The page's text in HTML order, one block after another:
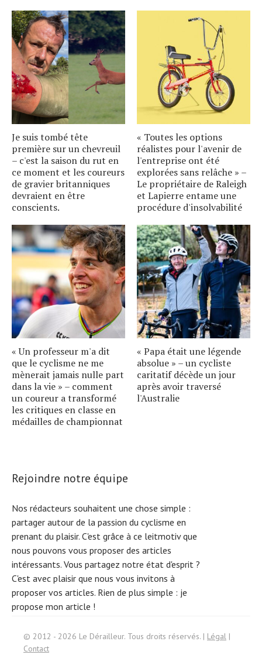
Je suis tombé tête
première sur un chevreuil
– c'est la saison du rut en
ce moment et les coureurs
de gravier britanniques
devraient en être
conscients.
« Toutes les options
réalistes pour l'avenir de
l'entreprise ont été
explorées sans relâche » –
Le propriétaire de Raleigh
et Lapierre entame une
procédure d'insolvabilité
« Un professeur m'a dit
que le cyclisme ne me
mènerait jamais nulle part
dans la vie » – comment
un coureur a transformé
les critiques en classe en
médailles de championnat
« Papa était une légende
absolue » – un cycliste
caritatif décède un jour
après avoir traversé
l'Australie
Rejoindre notre équipe
Nos rédacteurs souhaitent une chose simple :
partager autour de la passion du cyclisme en
prenant du plaisir. C'est grâce à ce leitmotiv que
nous pouvons vous proposer des articles
intéressants. Vous partagez notre état d'esprit ?
C'est avec plaisir que nous vous invitons à
proposer vos articles. Rien de plus simple : je
propose mon article !
© 2012 - 2026 Le Dérailleur. Tous droits réservés. | Légal |
Contact
Search
for: